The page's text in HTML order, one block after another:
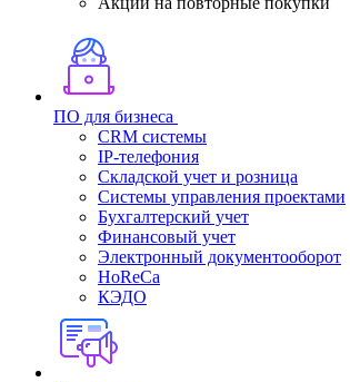
ПО для бизнеса
CRM системы
IP-телефония
Складской учет и розница
Системы управления проектами
Бухгалтерский учет
Финансовый учет
Электронный документооборот
HoReCa
КЭДО